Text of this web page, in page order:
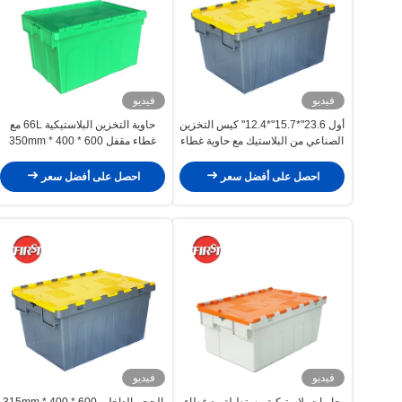
فيديو
أول 23.6"*15.7"*12.4" كيس التخزين
الصناعي من البلاستيك مع حاوية غطاء
احصل على أفضل سعر
فيديو
حاوية التخزين البلاستيكية 66L مع
غطاء مقفل 600 * 400 * 350mm
احصل على أفضل سعر
فيديو
فيديو